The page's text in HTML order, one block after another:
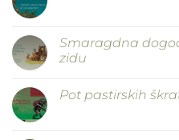
Smaragdna
zidu
Pot pastirskih